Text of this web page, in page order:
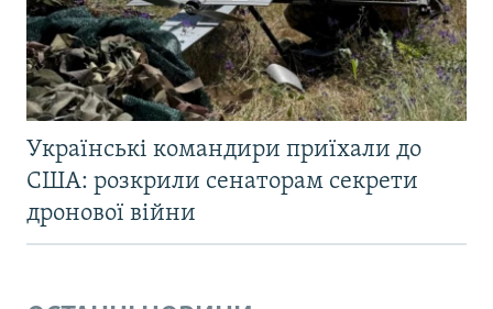
Українські командири приїхали до
США: розкрили сенаторам секрети
дронової війни